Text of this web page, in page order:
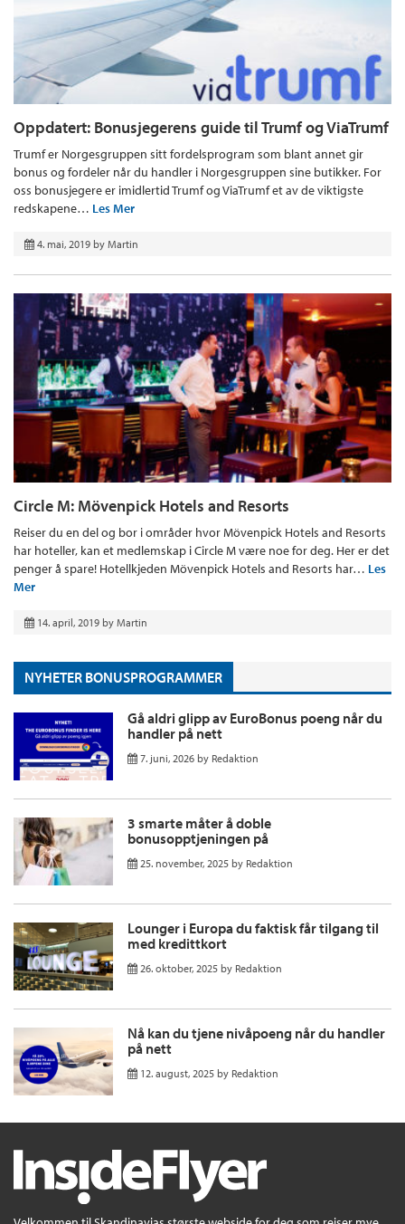
Oppdatert: Bonusjegerens guide til Trumf og ViaTrumf
Trumf er Norgesgruppen sitt fordelsprogram som blant annet gir
bonus og fordeler når du handler i Norgesgruppen sine butikker. For
oss bonusjegere er imidlertid Trumf og ViaTrumf et av de viktigste
redskapene… Les Mer
4. mai, 2019 by Martin
Circle M: Mövenpick Hotels and Resorts
Reiser du en del og bor i områder hvor Mövenpick Hotels and Resorts
har hoteller, kan et medlemskap i Circle M være noe for deg. Her er det
penger å spare! Hotellkjeden Mövenpick Hotels and Resorts har… Les
Mer
14. april, 2019 by Martin
NYHETER BONUSPROGRAMMER
Gå aldri glipp av EuroBonus poeng når du
handler på nett
7. juni, 2026 by Redaktion
3 smarte måter å doble
bonusopptjeningen på
25. november, 2025 by Redaktion
Lounger i Europa du faktisk får tilgang til
med kredittkort
26. oktober, 2025 by Redaktion
Nå kan du tjene nivåpoeng når du handler
på nett
12. august, 2025 by Redaktion